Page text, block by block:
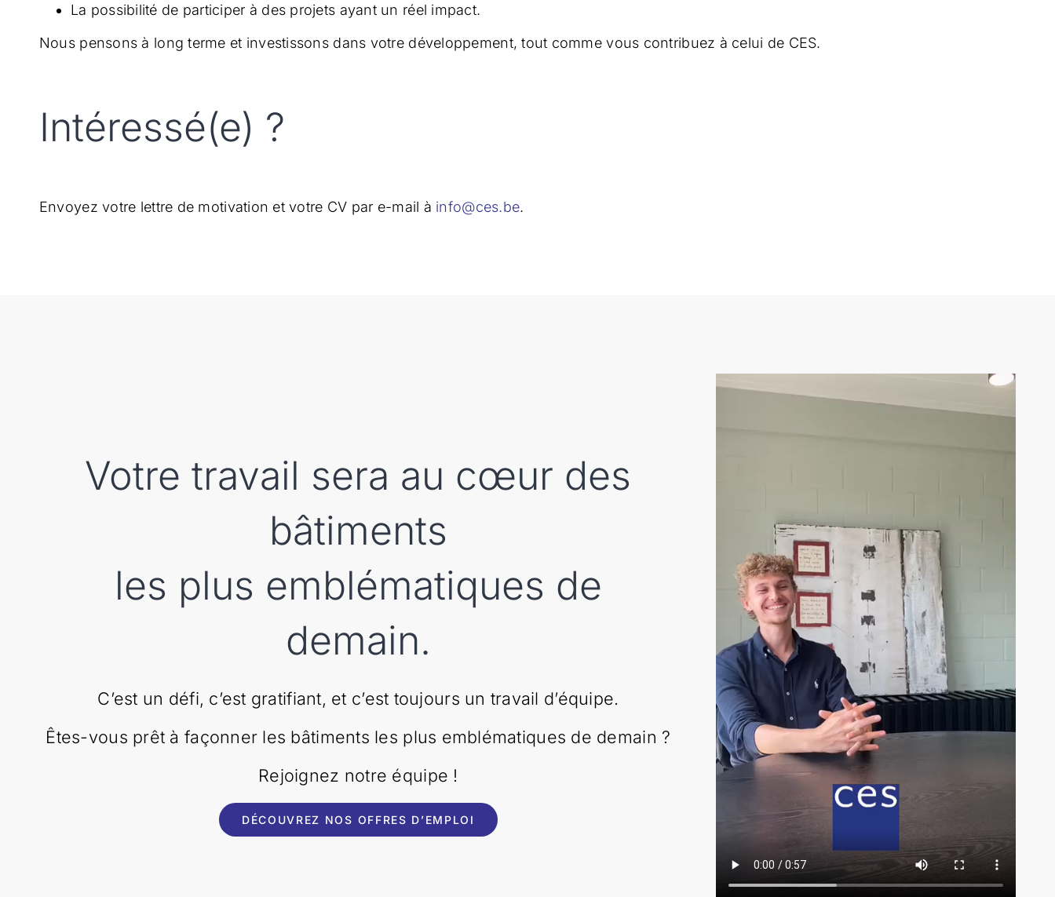
La possibilité de participer à des projets ayant un réel impact.
Nous pensons à long terme et investissons dans votre développement, tout comme vous contribuez à celui de CES.
Intéressé(e) ?
Envoyez votre lettre de motivation et votre CV par e-mail à info@ces.be.
Votre travail sera au cœur des
bâtiments
les plus emblématiques de
demain.
C’est un défi, c’est gratifiant, et c’est toujours un travail d’équipe.
Êtes-vous prêt à façonner les bâtiments les plus emblématiques de demain ?
Rejoignez notre équipe !
DÉCOUVREZ NOS OFFRES D’EMPLOI